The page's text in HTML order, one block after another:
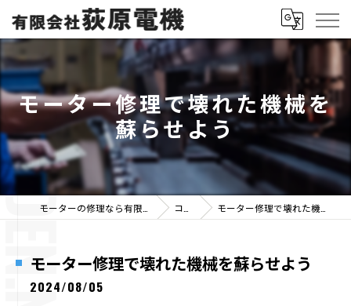
モーター修理で壊れた機械を
蘇らせよう
コラム モーター修理で壊れた機械を蘇らせよう
モーター修理で壊れた機械を蘇らせよう
2024/08/05